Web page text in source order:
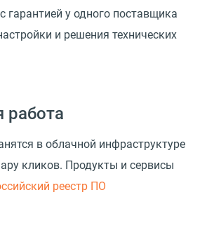
гарантией у одного поставщика
и решения технических
работа
в облачной инфраструктуре
кликов. Продукты и сервисы
реестр ПО